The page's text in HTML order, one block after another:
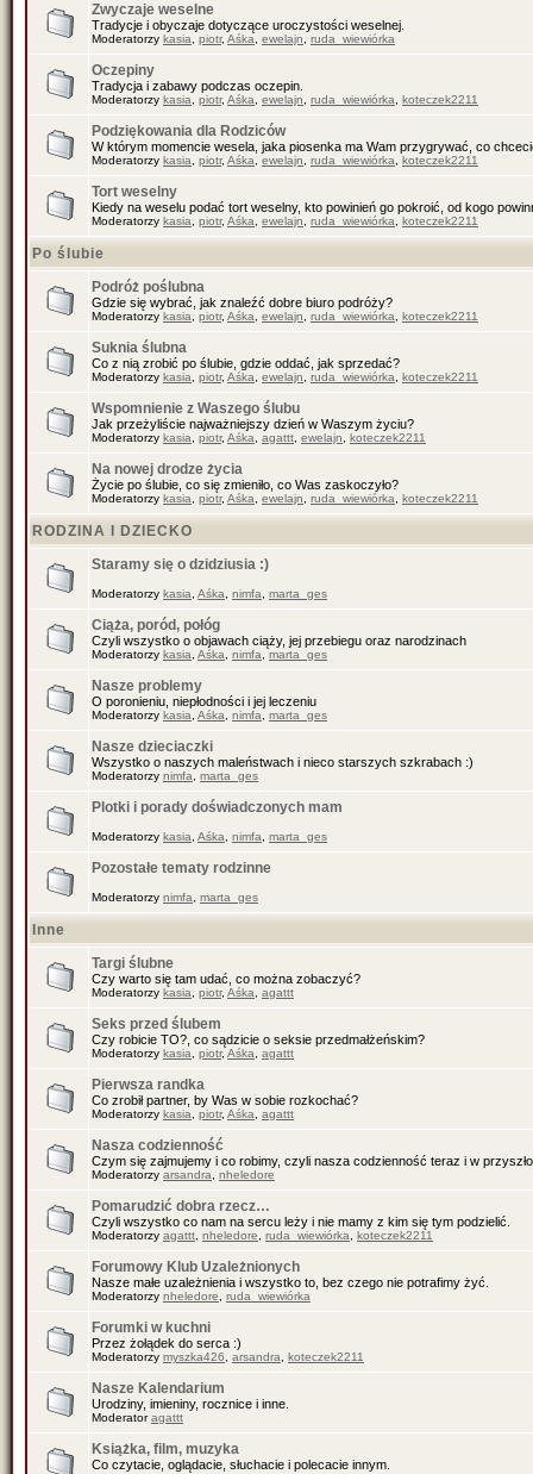
Zwyczaje weselne
Tradycje i obyczaje dotyczące uroczystości weselnej.
Moderatorzy kasia piotr, Aśka ewelajn ruda_wiewiórka
Oczepiny
Tradycja i zabawy podczas oczepin.
Moderatorzy kasia piotr, Aśka ewelajn ruda_wiewiórka koteczek2211
Podziękowania dla Rodziców
W którym momencie wesela, jaka piosenka ma Wam przygrywać, co
Moderatorzy kasia piotr, Aśka ewelajn ruda_wiewiórka koteczek2211
Tort weselny
Kiedy na weselu podać tort weselny, kto powinień go pokroić, od kogo
Moderatorzy kasia piotr, Aśka ewelajn ruda_wiewiórka koteczek2211
Po ślubie
Podróż poślubna
Gdzie się wybrać, jak znaleźć dobre biuro podróży?
Moderatorzy kasia piotr, Aśka ewelajn ruda_wiewiórka koteczek2211
Suknia ślubna
Co z nią zrobić po ślubie, gdzie oddać, jak sprzedać?
Moderatorzy kasia piotr, Aśka ewelajn ruda_wiewiórka koteczek2211
Wspomnienie z Waszego ślubu
Jak przeżyliście najważniejszy dzień w Waszym życiu?
Moderatorzy kasia piotr, Aśka agattt ewelajn koteczek2211
Na nowej drodze życia
Życie po ślubie, co się zmieniło, co Was zaskoczyło?
Moderatorzy kasia piotr, Aśka ewelajn ruda_wiewiórka koteczek2211
RODZINA I DZIECKO
Staramy się o dzidziusia :)
Moderatorzy kasia Aśka nimfa marta_ges
Ciąża, poród, połóg
Czyli wszystko o objawach ciąży, jej przebiegu oraz narodzinach
Moderatorzy kasia Aśka nimfa marta_ges
Nasze problemy
O poronieniu, niepłodności i jej leczeniu
Moderatorzy kasia Aśka nimfa marta_ges
Nasze dzieciaczki
Wszystko o naszych maleństwach i nieco starszych szkrabach :)
Moderatorzy nimfa marta_ges
Plotki i porady doświadczonych mam
Moderatorzy kasia Aśka nimfa marta_ges
Pozostałe tematy rodzinne
Moderatorzy nimfa marta_ges
Inne
Targi ślubne
Czy warto się tam udać, co można zobaczyć?
Moderatorzy kasia piotr, Aśka agattt
Seks przed ślubem
Czy robicie TO?, co sądzicie o seksie przedmałżeńskim?
Moderatorzy kasia piotr, Aśka agattt
Pierwsza randka
Co zrobił partner, by Was w sobie rozkochać?
Moderatorzy kasia piotr, Aśka agattt
Nasza codzienność
Czym się zajmujemy i co robimy, czyli nasza codzienność teraz i w
Moderatorzy arsandra nheledore
Pomarudzić dobra rzecz…
Czyli wszystko co nam na sercu leży i nie mamy z kim się tym podzielić.
Moderatorzy agattt nheledore ruda_wiewiórka koteczek2211
Forumowy Klub Uzależnionych
Nasze małe uzależnienia i wszystko to, bez czego nie potrafimy żyć.
Moderatorzy nheledore ruda_wiewiórka
Forumki w kuchni
Przez żołądek do serca :)
Moderatorzy myszka426 arsandra koteczek2211
Nasze Kalendarium
Urodziny, imieniny, rocznice i inne.
Moderatoragattt
Książka, film, muzyka
Co czytacie, oglądacie, słuchacie i polecacie innym.